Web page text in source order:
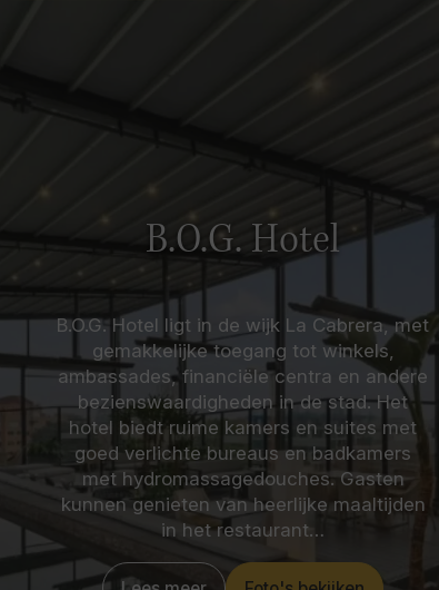
B.O.G. Hotel
B.O.G. Hotel ligt in de wijk La Cabrera, met
gemakkelijke toegang tot winkels,
ambassades, financiële centra en andere
bezienswaardigheden in de stad. Het
hotel biedt ruime kamers en suites met
goed verlichte bureaus en badkamers
met hydromassagedouches. Gasten
kunnen genieten van heerlijke maaltijden
in het restaurant…